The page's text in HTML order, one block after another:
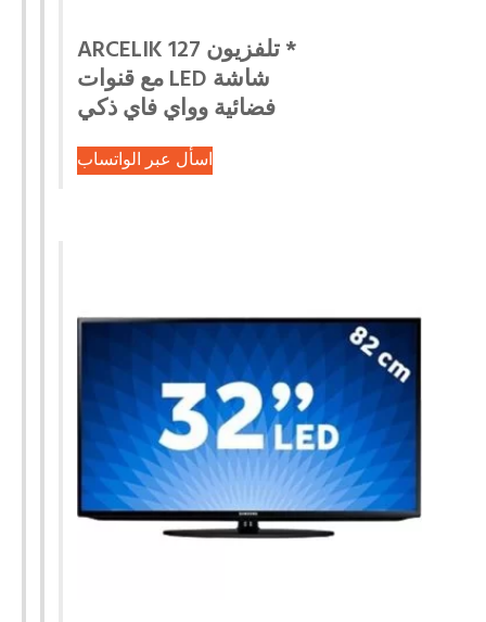
* تلفزيون ARCELIK 127
شاشة LED مع قنوات
فضائية وواي فاي ذكي
اسأل عبر الواتساب